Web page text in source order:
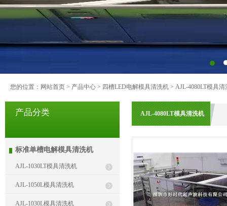
您的位置： 网站首页 > 产品中心 > 四槽LED电解模具清洗机 > AJL-4080LT模具清
产品分类
标准单槽电解模具清洗机
AJL-1030LT模具清洗机
AJL-1050L模具清洗机
AJL-1030L模具清洗机
AJL-4080LT模具清洗机